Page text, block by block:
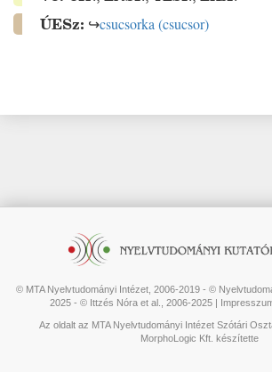
ÚESz: ↪csucsorka (csucsor)
© MTA Nyelvtudományi Intézet, 2006-2019 - ©
2025 - © Ittzés Nóra et al., 2006-2025 |
Az oldalt az MTA Nyelvtudományi Intézet Szótári
MorphoLogic Kft. készítette